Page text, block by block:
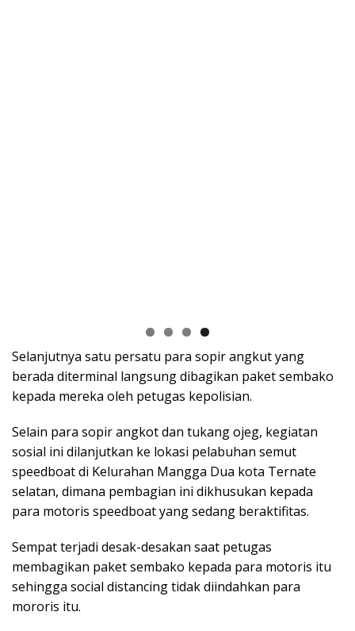
Selanjutnya satu persatu para sopir angkut yang
berada diterminal langsung dibagikan paket sembako
kepada mereka oleh petugas kepolisian.
Selain para sopir angkot dan tukang ojeg, kegiatan
sosial ini dilanjutkan ke lokasi pelabuhan semut
speedboat di Kelurahan Mangga Dua kota Ternate
selatan, dimana pembagian ini dikhusukan kepada
para motoris speedboat yang sedang beraktifitas.
Sempat terjadi desak-desakan saat petugas
membagikan paket sembako kepada para motoris itu
sehingga social distancing tidak diindahkan para
mororis itu.